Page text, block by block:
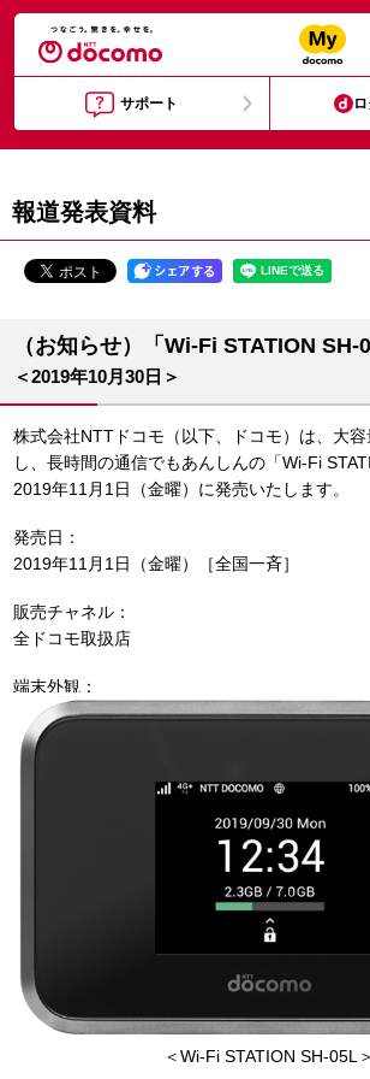
サポート
報道発表資料
（お知らせ）「Wi-Fi STATION SH-
＜2019年10月30日＞
株式会社NTTドコモ（以下、ドコモ）は、大
し、長時間の通信でもあんしんの「Wi-Fi
2019年11月1日（金曜）に発売いたします。
発売日：
2019年11月1日（金曜）［全国一斉］
販売チャネル：
全ドコモ取扱店
端末外観：
＜Wi-Fi STATION SH-05L＞